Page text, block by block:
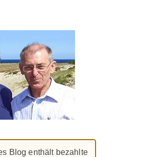
Blog enthält bezahlte